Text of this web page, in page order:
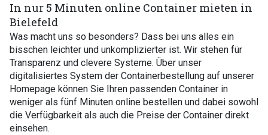
In nur 5 Minuten online Container mieten in
Bielefeld
Was macht uns so besonders? Dass bei uns alles ein
bisschen leichter und unkomplizierter ist. Wir stehen für
Transparenz und clevere Systeme. Über unser
digitalisiertes System der Containerbestellung auf unserer
Homepage können Sie Ihren passenden Container in
weniger als fünf Minuten online bestellen und dabei sowohl
die Verfügbarkeit als auch die Preise der Container direkt
einsehen.